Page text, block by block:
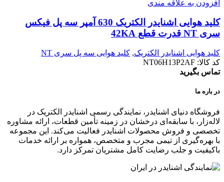
افزودن به علاقه مندی
کليد هوایی اشنایدر الکتریک 630 آمپر سه پل فیکس
سری NT قدرت قطع 42KA
کلید هوایی اشنایدر الکتریک, کلید هوایی سه پل سری NT
کد کالا: NT06H13P2AF
تماس بگیرید
در باره ما
فروشگاه دنیای اشنایدر، نمایندگی رسمی اشنایدر الکتریک در
لاله‌زار، با سابقه‌ای درخشان در زمینه تأمین قطعات، ارائه مشاوره
تخصصی و فروش محصولات اشنایدر فعالیت می‌کند. این مجموعه
با بهره‌گیری از تیمی مجرب و متخصص، همواره بر ارائه خدمات
باکیفیت و جلب رضایت کامل مشتریان تمرکز دارد.